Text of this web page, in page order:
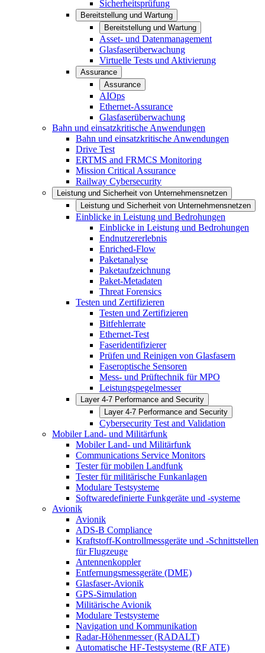
Sicherheitsprüfung
Bereitstellung und Wartung
Bereitstellung und Wartung
Asset- und Datenmanagement
Glasfaserüberwachung
Virtuelle Tests und Aktivierung
Assurance
Assurance
AIOps
Ethernet-Assurance
Glasfaserüberwachung
Bahn und einsatzkritische Anwendungen
Bahn und einsatzkritische Anwendungen
Drive Test
ERTMS and FRMCS Monitoring
Mission Critical Assurance
Railway Cybersecurity
Leistung und Sicherheit von Unternehmensnetzen
Leistung und Sicherheit von Unternehmensnetzen
Einblicke in Leistung und Bedrohungen
Einblicke in Leistung und Bedrohungen
Endnutzererlebnis
Enriched-Flow
Paketanalyse
Paketaufzeichnung
Paket-Metadaten
Threat Forensics
Testen und Zertifizieren
Testen und Zertifizieren
Bitfehlerrate
Ethernet-Test
Faseridentifizierer
Prüfen und Reinigen von Glasfasern
Faseroptische Sensoren
Mess- und Prüftechnik für MPO
Leistungspegelmesser
Layer 4-7 Performance and Security
Layer 4-7 Performance and Security
Cybersecurity Test and Validation
Mobiler Land- und Militärfunk
Mobiler Land- und Militärfunk
Communications Service Monitors
Tester für mobilen Landfunk
Tester für militärische Funkanlagen
Modulare Testsysteme
Softwaredefinierte Funkgeräte und -systeme
Avionik
Avionik
ADS-B Compliance
Kraftstoff-Kontrollmessgeräte und -Schnittstellen
für Flugzeuge
Antennenkoppler
Entfernungsmessgeräte (DME)
Glasfaser-Avionik
GPS-Simulation
Militärische Avionik
Modulare Testsysteme
Navigation und Kommunikation
Radar-Höhenmesser (RADALT)
Automatische HF-Testsysteme (RF ATE)